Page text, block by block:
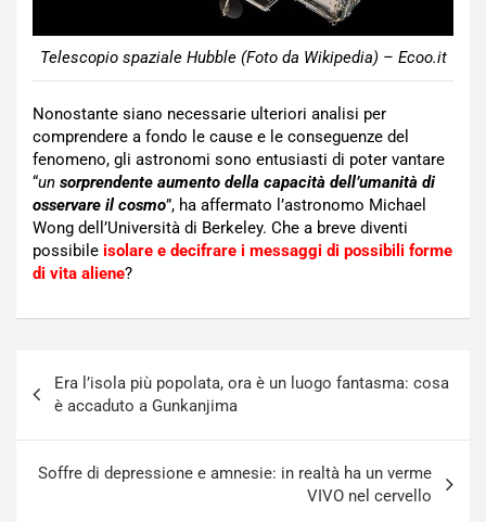
Telescopio spaziale Hubble (Foto da Wikipedia) – Ecoo.it
Nonostante siano necessarie ulteriori analisi per
comprendere a fondo le cause e le conseguenze del
fenomeno, gli astronomi sono entusiasti di poter vantare
“un sorprendente aumento della capacità dell’umanità di
osservare il cosmo”, ha affermato l’astronomo Michael
Wong dell’Università di Berkeley. Che a breve diventi
possibile isolare e decifrare i messaggi di possibili forme
di vita aliene?
articoli
Era l’isola più popolata, ora è un luogo fantasma: cosa
è accaduto a Gunkanjima
Soffre di depressione e amnesie: in realtà ha un verme
VIVO nel cervello